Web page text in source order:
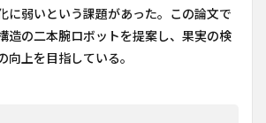
に弱いという課題があった。この論文で
造の二本腕ロボットを提案し、果実の検
向上を目指している。